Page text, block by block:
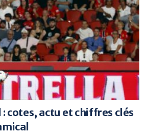
: cotes, actu et chiffres clés